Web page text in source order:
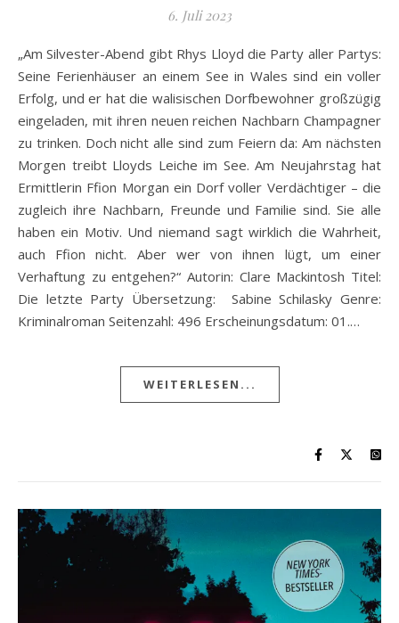
6. Juli 2023
„Am Silvester-Abend gibt Rhys Lloyd die Party aller Partys:
Seine Ferienhäuser an einem See in Wales sind ein voller
Erfolg, und er hat die walisischen Dorfbewohner großzügig
eingeladen, mit ihren neuen reichen Nachbarn Champagner
zu trinken. Doch nicht alle sind zum Feiern da: Am nächsten
Morgen treibt Lloyds Leiche im See. Am Neujahrstag hat
Ermittlerin Ffion Morgan ein Dorf voller Verdächtiger – die
zugleich ihre Nachbarn, Freunde und Familie sind. Sie alle
haben ein Motiv. Und niemand sagt wirklich die Wahrheit,
auch Ffion nicht. Aber wer von ihnen lügt, um einer
Verhaftung zu entgehen?“ Autorin: Clare Mackintosh Titel:
Die letzte Party Übersetzung: Sabine Schilasky Genre:
Kriminalroman Seitenzahl: 496 Erscheinungsdatum: 01.…
WEITERLESEN...